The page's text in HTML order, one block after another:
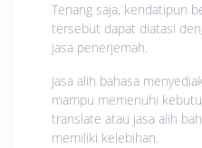
Tenang saja, kendatipun
tersebut dapat diatasi
jasa penerjemah.
Jasa alih bahasa
mampu memenuhi
translate atau jasa alih
memiliki kelebihan.